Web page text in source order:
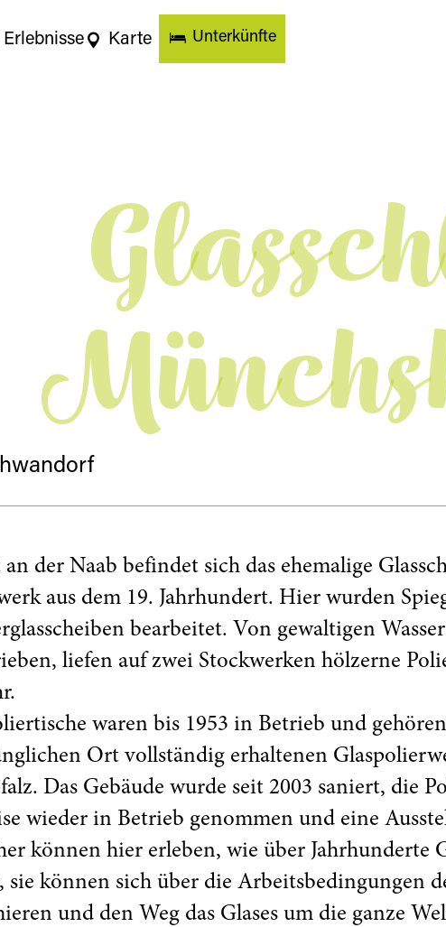
Erlebnisse Karte Unterkünfte
der Naab befindet sich das ehemalige
aus dem 19. Jahrhundert. Hier wurden
bearbeitet. Von gewaltigen
liefen auf zwei Stockwerken hölzerne
waren bis 1953 in Betrieb und
Ort vollständig erhaltenen
Das Gebäude wurde seit 2003 saniert, die
wieder in Betrieb genommen und eine
können hier erleben, wie über Jahrhunderte
sie können sich über die Arbeitsbedingungen
und den Weg das Glases um die ganze